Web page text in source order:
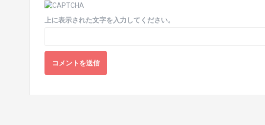
上に表示された文字を入力してください。